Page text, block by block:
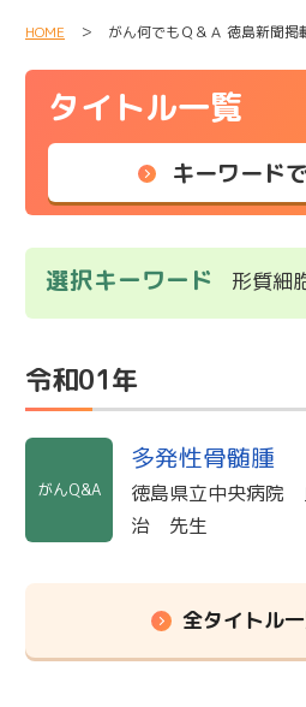
HOME ＞ がん何でもＱ＆Ａ 徳島新聞掲
タイトル一覧
キーワード
選択キーワード 形質細
令和01年
がんQ&A
多発性骨髄腫
徳島県立中央病
治 先生
全タイトル